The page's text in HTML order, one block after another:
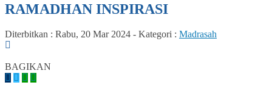
RAMADHAN INSPIRASI
Diterbitkan : Rabu, 20 Mar 2024 - Kategori : Madrasah
BAGIKAN